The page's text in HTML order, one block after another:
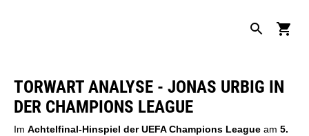
TORWART ANALYSE - JONAS URBIG IN
DER CHAMPIONS LEAGUE
Im Achtelfinal-Hinspiel der UEFA Champions League am 5.